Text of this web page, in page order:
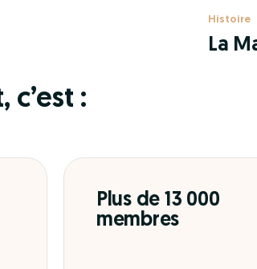
Histoire
La
c’est :
Plus de 13 000
membres